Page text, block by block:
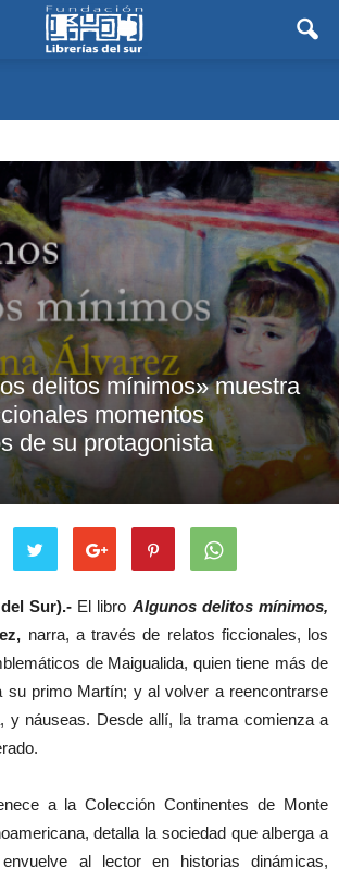
delitos mínimos» muestra
momentos
de su protagonista
Sur).- El libro Algunos delitos mínimos,
narra, a través de relatos ficcionales, los
de Maigualida, quien tiene más de
su primo Martín; y al volver a reencontrarse
y náuseas. Desde allí, la trama comienza a
a la Colección Continentes de Monte
detalla la sociedad que alberga a
al lector en historias dinámicas,